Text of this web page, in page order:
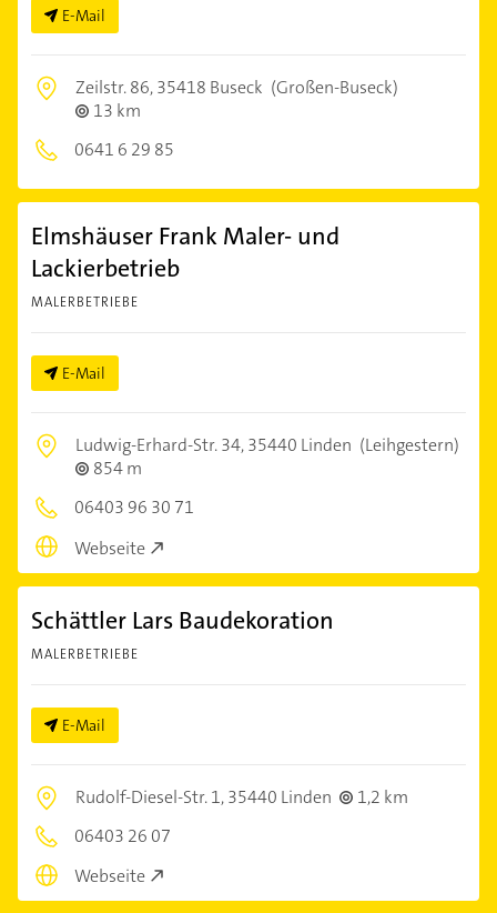
E-Mail
Zeilstr. 86,35418 Buseck (Großen-Buseck)
13 km
0641 6 29 85
Elmshäuser Frank Maler- und
Lackierbetrieb
MALERBETRIEBE
E-Mail
Ludwig-Erhard-Str. 34,35440 Linden (Leihgestern)
854 m
06403 96 30 71
Webseite
Schättler Lars Baudekoration
MALERBETRIEBE
E-Mail
Rudolf-Diesel-Str. 1,35440 Linden
1,2 km
06403 26 07
Webseite